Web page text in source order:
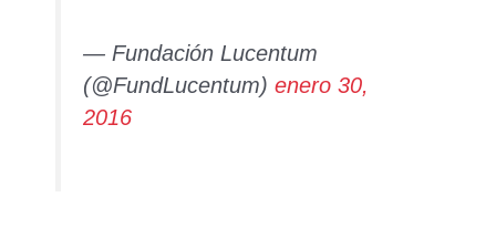
— Fundación Lucentum
(@FundLucentum) enero 30,
2016